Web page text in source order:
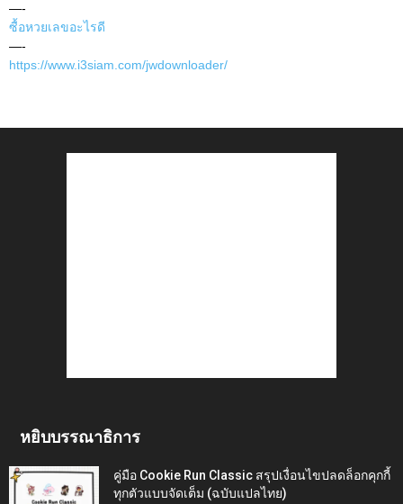
—-
ซื้อหวยเลขอะไรดี
—-
https://www.i3siam.com/jwdownloader/
หยิบบรรณาธิการ
คู่มือ Cookie Run Classic สรุปเงื่อนไขปลดล็อกคุกกี้
ทุกตัวแบบจัดเต็ม (ฉบับแปลไทย)